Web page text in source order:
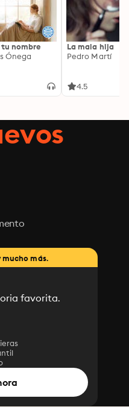
nombre
Ónega
La mala hija
Pedro Martí
4.5
más.
favorita.